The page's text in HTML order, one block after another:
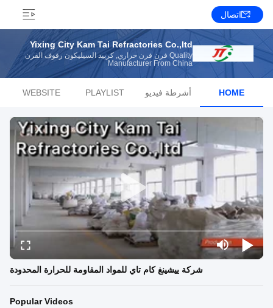
اتصال
Yixing City Kam Tai Refractories Co.,ltd
Quality فرن فرن حراري, كربيد السيليكون رفوف الفرن
Manufacturer From China
HOME أشرطة فيديو PLAYLIST
WEBSITE
شركة ييشينغ كام تاي للمواد المقاومة للحرارة المحدودة
Popular Videos